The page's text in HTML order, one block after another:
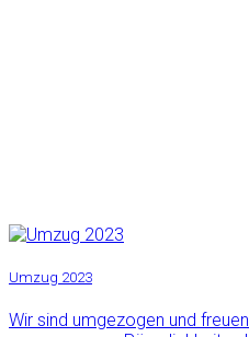
Umzug 2023
Wir sind umgezogen und